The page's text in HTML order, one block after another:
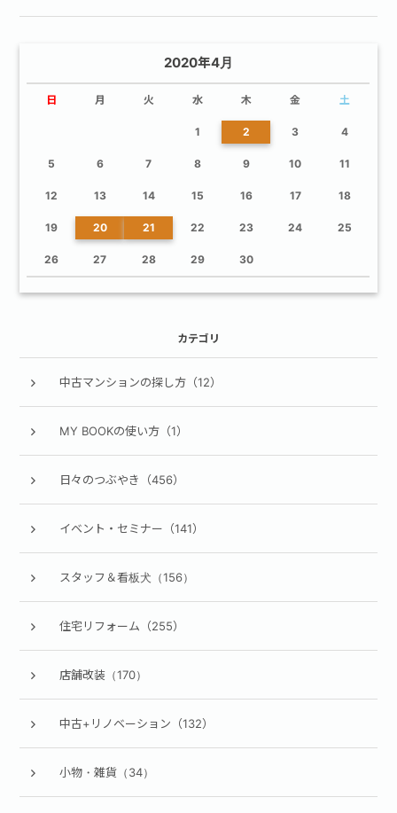
2020年4月
日 月 火 水 木 金 土
1 2 3 4
5 6 7 8 9 10 11
12 13 14 15 16 17 18
19 20 21 22 23 24 25
26 27 28 29 30
カテゴリ
中古マンションの探し方（12）
MY BOOKの使い方（1）
日々のつぶやき（456）
イベント・セミナー（141）
スタッフ＆看板犬（156）
住宅リフォーム（255）
店舗改装（170）
中古+リノベーション（132）
小物・雑貨（34）